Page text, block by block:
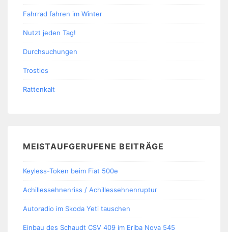
Fahrrad fahren im Winter
Nutzt jeden Tag!
Durchsuchungen
Trostlos
Rattenkalt
MEISTAUFGERUFENE BEITRÄGE
Keyless-Token beim Fiat 500e
Achillessehnenriss / Achillessehnenruptur
Autoradio im Skoda Yeti tauschen
Einbau des Schaudt CSV 409 im Eriba Nova 545